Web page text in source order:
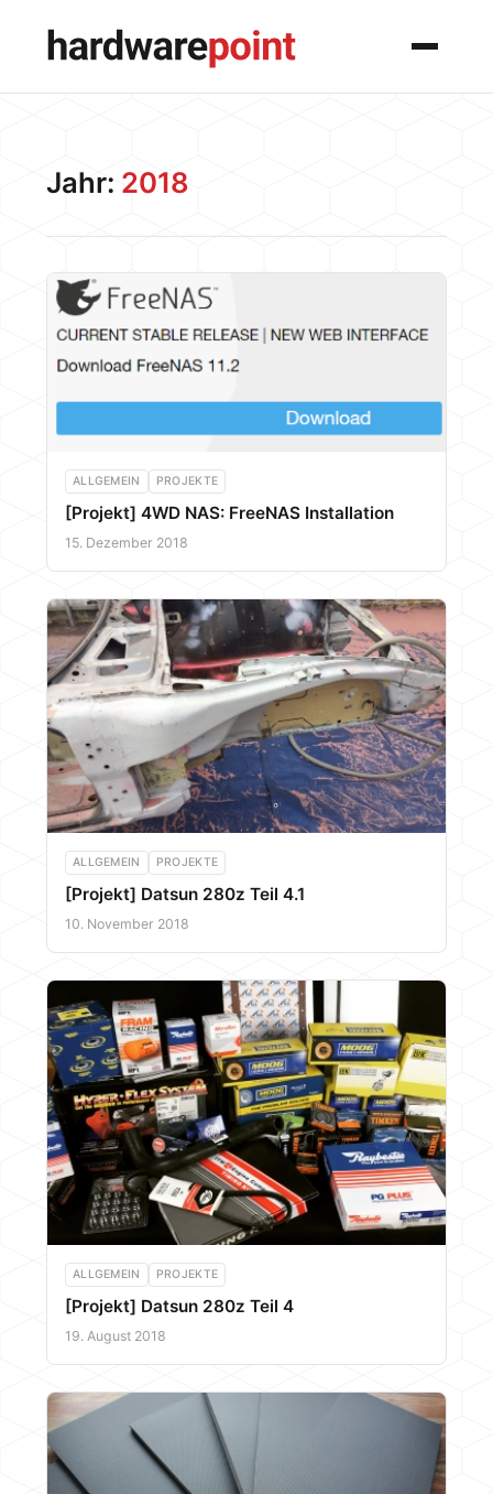
Menü
Jahr: 2018
ALLGEMEIN PROJEKTE
[Projekt] 4WD NAS: FreeNAS Installation
15. Dezember 2018
ALLGEMEIN PROJEKTE
[Projekt] Datsun 280z Teil 4.1
10. November 2018
ALLGEMEIN PROJEKTE
[Projekt] Datsun 280z Teil 4
19. August 2018